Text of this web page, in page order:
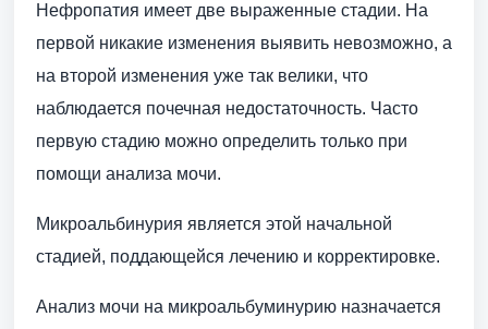
Нефропатия имеет две выраженные стадии. На
первой никакие изменения выявить невозможно, а
на второй изменения уже так велики, что
наблюдается почечная недостаточность. Часто
первую стадию можно определить только при
помощи анализа мочи.
Микроальбинурия является этой начальной
стадией, поддающейся лечению и корректировке.
Анализ мочи на микроальбуминурию назначается